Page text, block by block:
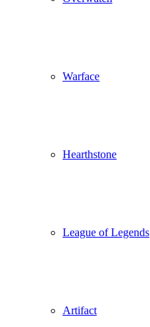
Warface
Hearthstone
League of Legends
Artifact